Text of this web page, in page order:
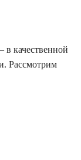
в качественной
Рассмотрим